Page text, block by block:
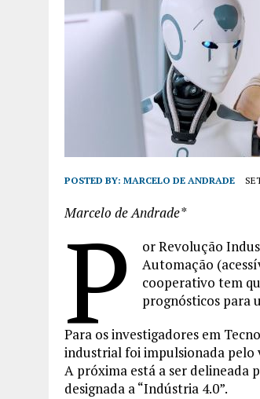
POSTED BY: MARCELO DE ANDRADE
Marcelo de Andrade*
P
or Revolução
Automação
cooperativo tem
prognósticos para
Para os investigadores em
industrial foi impulsionada pelo
A próxima está a ser delineada
designada a “Indústria 4.0”.